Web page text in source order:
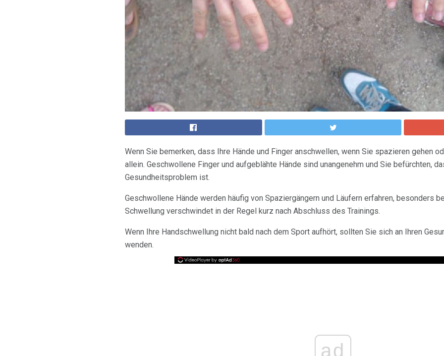
Wenn Sie bemerken, dass Ihre Hände und Finger anschwellen, wenn Sie spazieren gehen
allein. Geschwollene Finger und aufgeblähte Hände sind unangenehm und Sie befürchten,
Gesundheitsproblem ist.
Geschwollene Hände werden häufig von Spaziergängern und Läufern erfahren, besonders
Schwellung verschwindet in der Regel kurz nach Abschluss des Trainings.
Wenn Ihre Handschwellung nicht bald nach dem Sport aufhört, sollten Sie sich an Ihren
wenden.
ad